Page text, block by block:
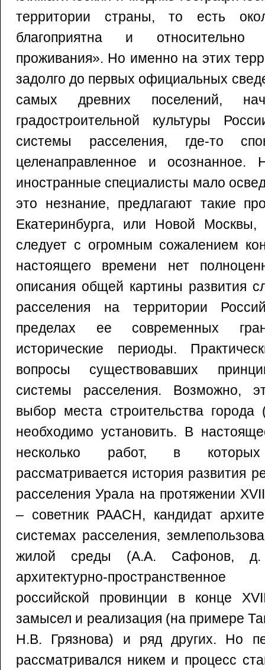
территории страны, то есть
благоприятна и относительно
проживания». Но именно на этих
задолго до первых официальных
самых древних поселений,
градостроительной культуры
системы расселения, где-то
целенаправленное и
иностранные специалисты мало
это незнание, предлагают такие
Екатеринбурга, или Новой
следует с огромным сожалением
настоящего времени нет
описания общей картины развития
расселения на территории
пределах ее современных
исторические периоды.
вопросы существовавших
системы расселения. Возможно,
выбор места строительства
необходимо установить. В
несколько работ, в которых
рассматривается история развития
расселения Урала на протяжении
– советник РААСН, кандидат
системах расселения,
жилой среды (А.А. Сафонов, д.
архитектурно-
российской провинции в конце
замысел и реализация (на примере
Н.В. Грязнова) и ряд других. Но
рассматривался никем и процесс